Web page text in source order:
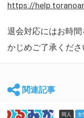
https://
退会対応にはお時
かじめご了承くださ
関連記事
同人 女